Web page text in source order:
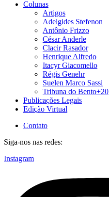
Colunas
Artigos
Adelgides Stefenon
Antônio Frizzo
César Anderle
Clacir Rasador
Henrique Alfredo
Itacyr Giacomello
Régis Genehr
Suelen Marco Sassi
Tribuna do Bento+20
Publicações Legais
Edição Virtual
Contato
Siga-nos nas redes:
Instagram